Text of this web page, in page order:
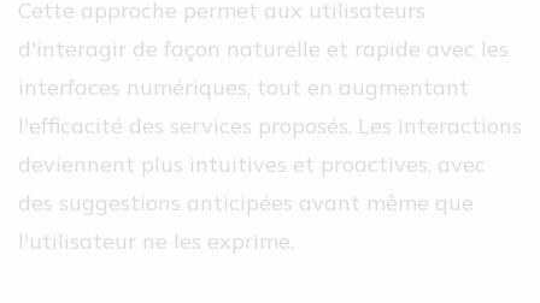
Cette approche permet aux utilisateurs
d'interagir de façon naturelle et rapide avec les
interfaces numériques, tout en augmentant
l'efficacité des services proposés. Les interactions
deviennent plus intuitives et proactives, avec
des suggestions anticipées avant même que
l'utilisateur ne les exprime.